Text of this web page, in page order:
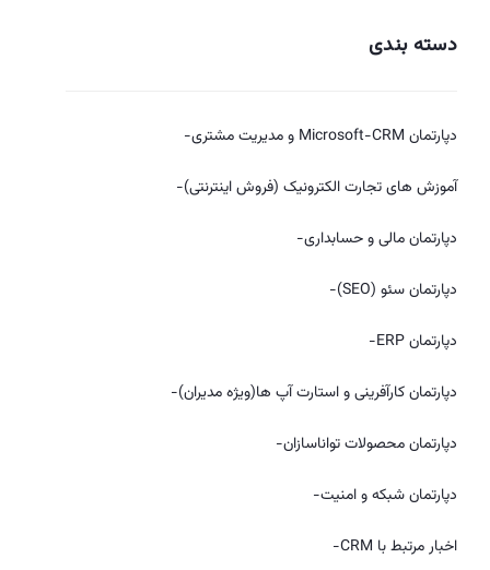
دسته بندی
دپارتمان Microsoft-CRM و مدیریت مشتری-
آموزش های تجارت الکترونیک (فروش اینترنتی)-
دپارتمان مالی و حسابداری-
دپارتمان سئو (SEO)-
دپارتمان ERP-
دپارتمان کارآفرینی و استارت آپ ها(ویژه مدیران)-
دپارتمان محصولات تواناسازان-
دپارتمان شبکه و امنیت-
اخبار مرتبط با CRM-